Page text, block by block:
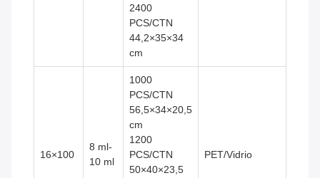
2400
PCS/CTN
44,2×35×34
cm
16×100
8 ml-
10 ml
1000
PCS/CTN
56,5×34×20,5
cm
1200
PCS/CTN
50×40×23,5
PET/Vidrio